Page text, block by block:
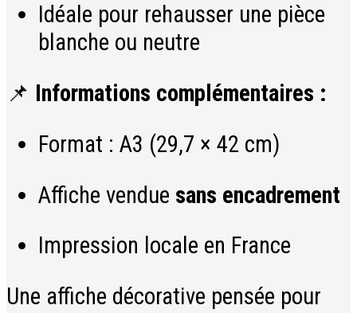
Idéale pour rehausser une pièce
blanche ou neutre
📌 Informations complémentaires :
Format : A3 (29,7 × 42 cm)
Affiche vendue sans encadrement
Impression locale en France
Une affiche décorative pensée pour